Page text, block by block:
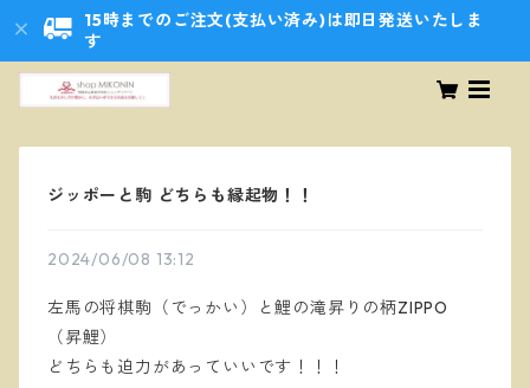
15時までのご注文(支払い済み)は即日発送いたしま
す
ジッポーと駒 どちらも縁起物！！
2024/06/08 13:12
左馬の将棋駒（でっかい）と鯉の滝昇りの柄ZIPPO
（昇鯉）
どちらも迫力があっていいです！！！